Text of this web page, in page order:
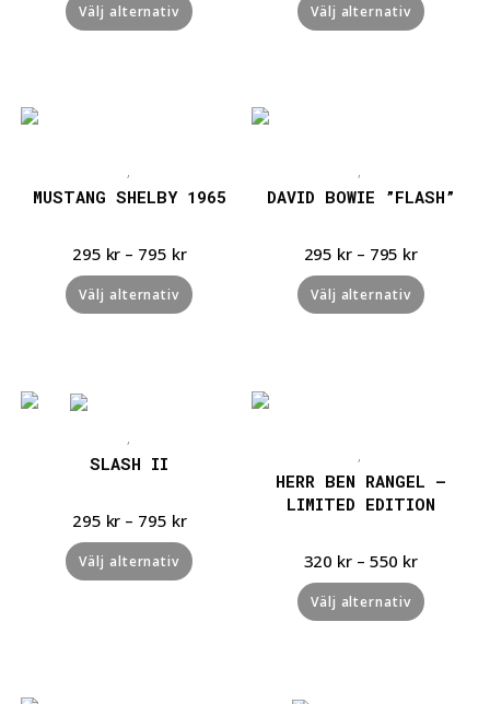
Välj alternativ Välj alternativ
MUSTANG SHELBY 1965
295 kr – 795 kr
Välj alternativ
DAVID BOWIE ”FLASH”
295 kr – 795 kr
Välj alternativ
SLASH II
295 kr – 795 kr
Välj alternativ
HERR BEN RANGEL –
LIMITED EDITION
320 kr – 550 kr
Välj alternativ